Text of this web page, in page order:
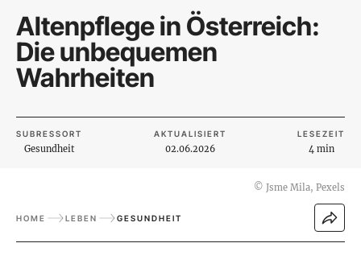
Altenpflege in Österreich:
Die unbequemen
Wahrheiten
SUBRESSORT
Gesundheit
AKTUALISIERT
02.06.2026
LESEZEIT
4 min
© Jsme Mila, Pexels
HOME LEBEN GESUNDHEIT